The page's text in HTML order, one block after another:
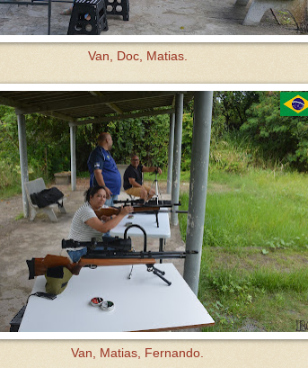
Van, Doc, Matias.
Van, Matias, Fernando.